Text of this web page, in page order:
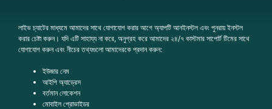
লাইভ চ্যাটের মাধ্যমে আমাদের সাথে যোগাযোগ করার আগে অ্যাপটি আনইনস্টল এবং পুনরায় ইনস্টল
করার চেষ্টা করুন। যদি এটি সাহায্য না করে, অনুগ্রহ করে আমাদের ২৪/৭ কাস্টমার সাপোর্ট টিমের সাথে
যোগাযোগ করুন এবং নীচের তথ্যগুলো আমাদেরকে প্রদান করুন:
ইউজার নেম
আইপি অ্যাড্রেস
বর্তমান লোকেশন
মোবাইল প্রোভাইডর